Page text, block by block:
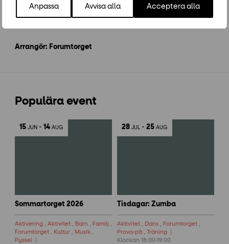
Anpassa Avvisa alla Acceptera alla
Arrangör: Forumtorget
Populära event
15 JUN -14 AUG
Sommartorget 2026
Aktivering , Aktivitet , Barn , Familj ,
Forumtorget , Kultur , Musik ,
Pyssel
28 JUL -25 AUG
Tisdagar: Zumba
Aktivitet , Dans , Forumtorget ,
Prova-på ,
Träning
Klockan 18:00-19:00